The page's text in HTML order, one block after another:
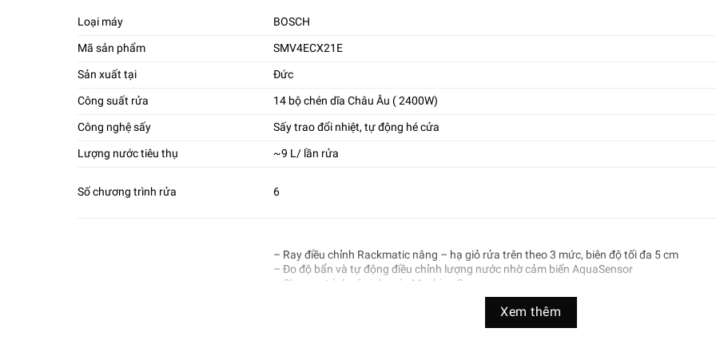
Loại máy
BOSCH
Mã sản phẩm
SMV4ECX21E
Sản xuất tại
Đức
Công suất rửa
14 bộ chén dĩa Châu Âu ( 2400W)
Công nghệ sấy
Sấy trao đổi nhiệt, tự động hé cửa
Lượng nước tiêu thụ
~9 L/ lần rửa
Số chương trình rửa 6
– Ray điều chỉnh Rackmatic nâng – hạ giỏ rửa trên theo 3 mức, biên độ tối đa 5 cm
– Đo độ bẩn và tự động điều chỉnh lượng nước nhờ cảm biến AquaSensor
– Chương trình vệ sinh máy Machine Care
– Điều khiển từ xa thông qua ứng dụng Home Connect
– Động cơ không chổi than EcoSilence Drive vận hành êm ái
Xem thêm